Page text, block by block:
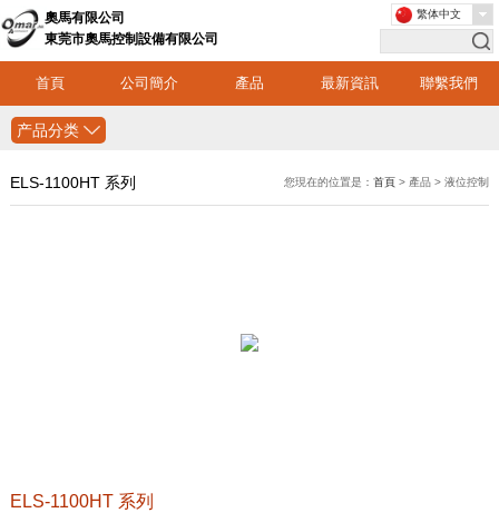
奧馬有限公司
東莞市奧馬控制設備有限公司
首頁 公司簡介 產品 最新資訊 聯繫我們
繁体中文
产品分类
ELS-1100HT 系列 您現在的位置是：首頁 > 產品 > 液位控制
ELS-1100HT 系列